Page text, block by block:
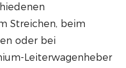
Streichen, beim
oder bei
Leiterwagenheber